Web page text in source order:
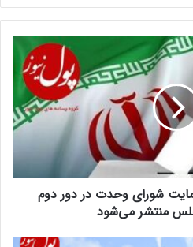
شورای وحدت در دور دوم
منتشر می‌شود